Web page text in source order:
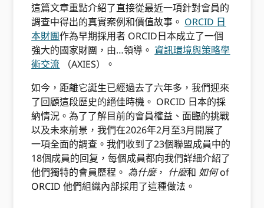
這篇文章重點介紹了直接從最近一項針對會員的
調查中得出的真實案例和價值故事。 ORCID 日
本財團作為早期採用者 ORCID日本成立了一個
強大的國家財團，由…領導。資訊環境與策略學
術交流 （AXIES）。
如今，距離它誕生已經過去了六年多，我們迎來
了回顧這段歷史的絕佳時機。 ORCID 日本的採
納情況。為了了解目前的會員權益、面臨的挑戰
以及未來前景，我們在2026年2月至3月開展了
一項全面的調查。我們收到了23個聯盟成員中的
18個成員的回复，每個成員都向我們詳細介紹了
他們獨特的會員歷程。 為什麼， 什麼和 如何of
ORCID 他們組織內部採用了這種做法。